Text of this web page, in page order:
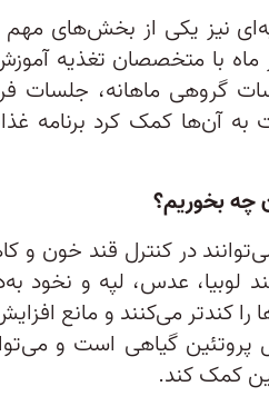
نیز یکی از بخش‌های
با متخصصان تغذیه
گروهی ماهانه، جلسات
به آن‌ها کمک کرد برنامه
چه بخوریم؟
در کنترل قند خون
لوبیا، عدس، لپه و نخود
کندتر می‌کنند و مانع
پروتئین گیاهی است و
کمک کند.